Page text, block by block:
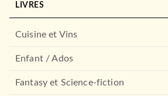
LIVRES
Cuisine et Vins
Enfant / Ados
Fantasy et Science-fiction